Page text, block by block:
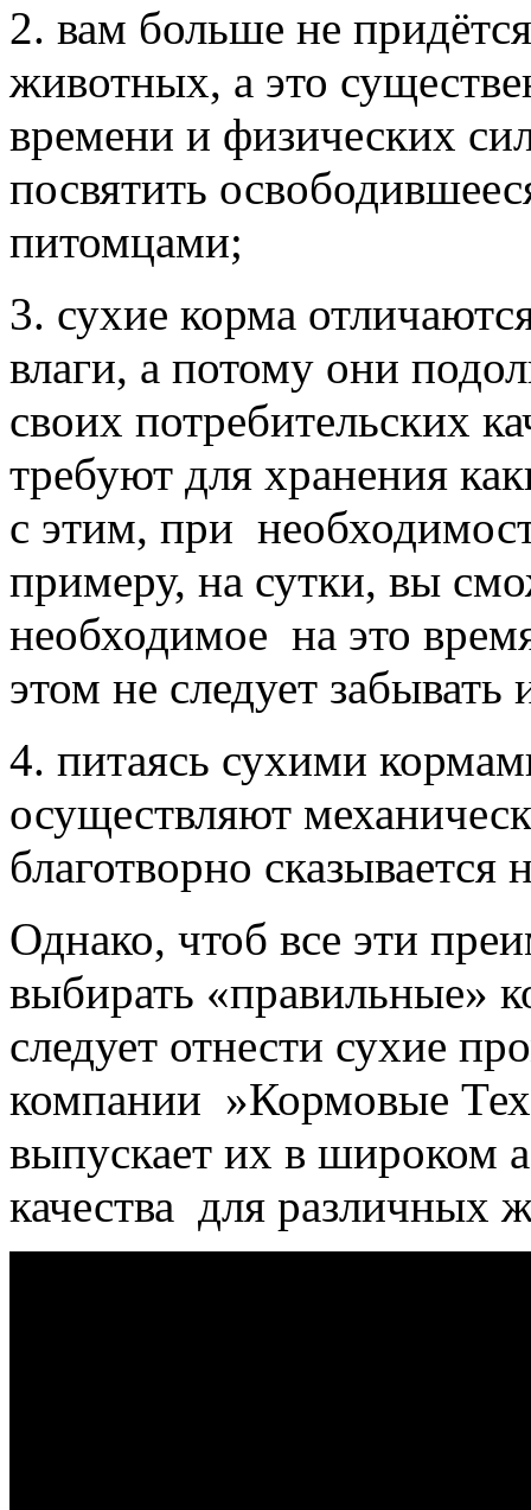
2. вам больше не
животных, а это
времени и физических
посвятить
питомцами;
3. сухие корма
влаги, а потому они
своих потребительских
требуют для хранения
с этим, при
примеру, на сутки, вы
необходимое на это
этом не следует
4. питаясь сухими
осуществляют
благотворно сказывается
Однако, чтоб все эти
выбирать «правильные»
следует отнести сухие
компании »Кормовые
выпускает их в широком
качества для различных